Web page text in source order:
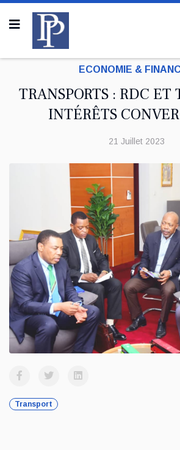
ECONOMIE &
TRANSPORTS : RDC
INTÉRÊTS
21 Juillet 2023
Transport